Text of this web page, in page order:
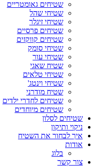
שטיחים גאומטריים
שטיחי שהל
שטיחי זיגלר
שטיחים פרסיים
שטיחים קווקזים
שטיחי סומק
שטיחי עור
שטיח שאגי
שטיחי טלאים
שטיחי וינטג'
שטיח מודרני
שטיחים לחדרי ילדים
שטיחים מיוחדים
שטיחים לסלון
ניקוי ותיקון
איך לבחור את השטיח
אודות
בלוג
צור קשר